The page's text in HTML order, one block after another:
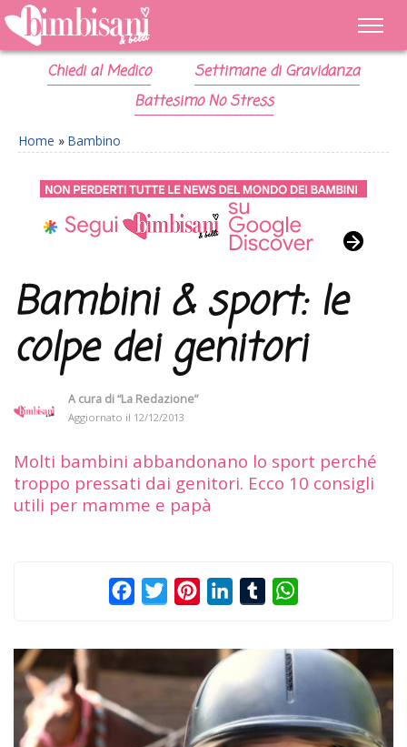
Chiedi al Medico
Settimane di Gravidanza
Battesimo No Stress
Home » Bambino
Bambini & sport: le
colpe dei genitori
A cura di“La Redazione”
Aggiornato il 12/12/2013
Molti bambini abbandonano lo sport perché
troppo pressati dai genitori. Ecco 10 consigli
utili per mamme e papà
FacebookTwitterPinterestLinkedInTumblr